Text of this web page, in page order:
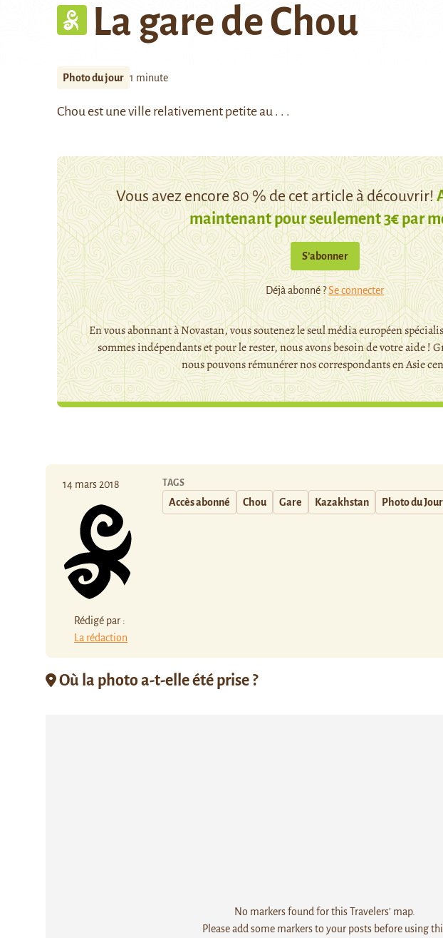
La gare de Chou
Photo du jour 1 minute
Chouest une ville relativement petite au . . .
Vous avez encore 80 % de cet article à découvrir!
maintenant pour seulement 3€ par
S’abonner
Déjà abonné ?Se connecter
En vous abonnant à Novastan, vous soutenez le seul média européen
sommes indépendants et pour le rester, nous avons besoin de votre aide !
nous pouvons rémunérer nos correspondants en Asie
14 mars 2018
Rédigé par :
La rédaction
TAGS
Accès abonné Chou Gare Kazakhstan Photo du Jour
Où la photo a-t-elle été prise ?
No markers found for this Travelers' map.
Please add some markers to your posts before using